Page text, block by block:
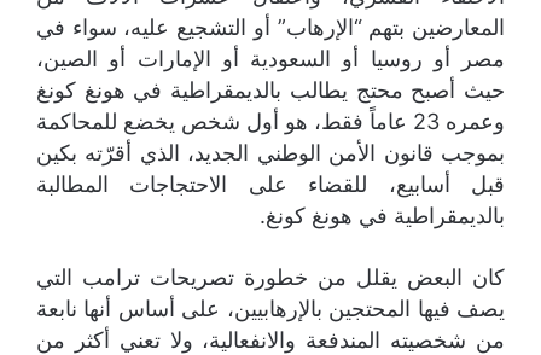
المعارضين بتهم “الإرهاب” أو التشجيع عليه، سواء في
مصر أو روسيا أو السعودية أو الإمارات أو الصين،
حيث أصبح محتج يطالب بالديمقراطية في هونغ كونغ
وعمره 23 عاماً فقط، هو أول شخص يخضع للمحاكمة
بموجب قانون الأمن الوطني الجديد، الذي أقرّته بكين
قبل أسابيع، للقضاء على الاحتجاجات المطالبة
بالديمقراطية في هونغ كونغ.
كان البعض يقلل من خطورة تصريحات ترامب التي
يصف فيها المحتجين بالإرهابيين، على أساس أنها نابعة
من شخصيته المندفعة والانفعالية، ولا تعني أكثر من